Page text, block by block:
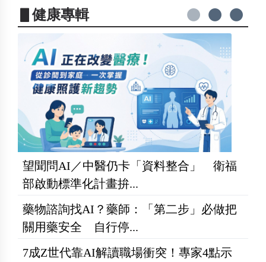
▋健康專輯
望聞問AI／中醫仍卡「資料整合」 衛福
部啟動標準化計畫拚...
藥物諮詢找AI？藥師：「第二步」必做把
關用藥安全 自行停...
7成Z世代靠AI解讀職場衝突！專家4點示